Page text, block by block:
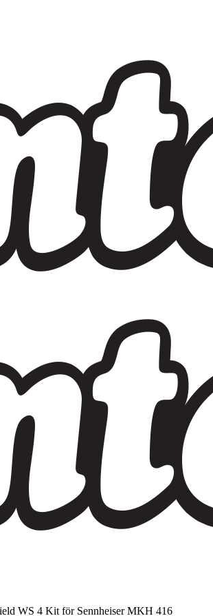
WS 4 Kit för Sennheiser MKH 416